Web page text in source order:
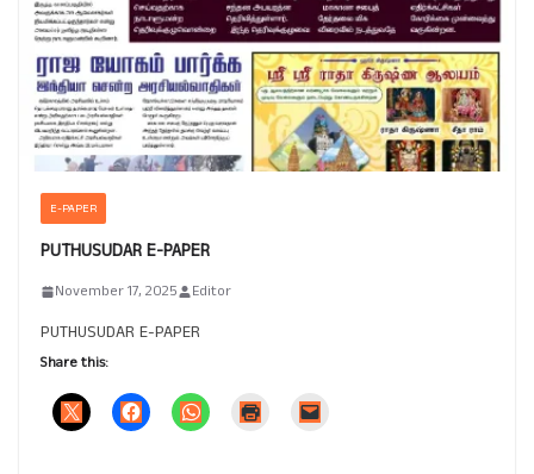
E-PAPER
PUTHUSUDAR E-PAPER
November 17, 2025 Editor
PUTHUSUDAR E-PAPER
Share this: